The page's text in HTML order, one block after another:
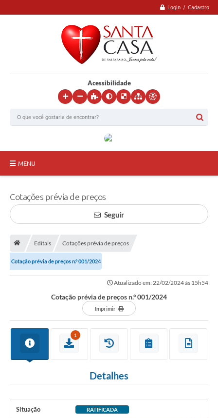
Login / Cadastro
Acessibilidade
MENU
Institucional
Notícias
Eventos
Galeria de Fotos
Serviços Online
Contato
Cotações prévia de preços
Seguir
Editais Cotações prévia de preços
Cotação prévia de preços n.º 001/2024
Atualizado em: 22/02/2024 às 15h54
Cotação prévia de preços n.º 001/2024
Imprimir
1
Detalhes
Situação RATIFICADA